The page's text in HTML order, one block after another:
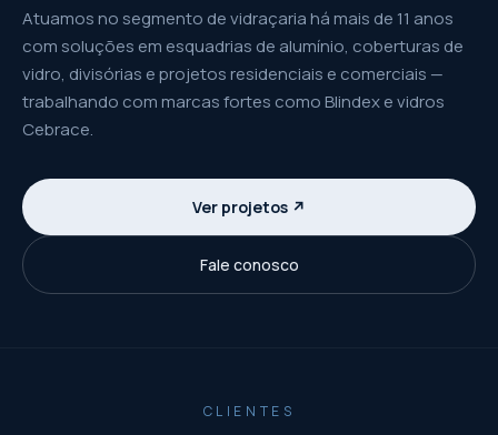
Atuamos no segmento de vidraçaria há mais de 11 anos
com soluções em esquadrias de alumínio, coberturas de
vidro, divisórias e projetos residenciais e comerciais —
trabalhando com marcas fortes como Blindex e vidros
Cebrace.
Ver projetos ↗
Fale conosco
CLIENTES